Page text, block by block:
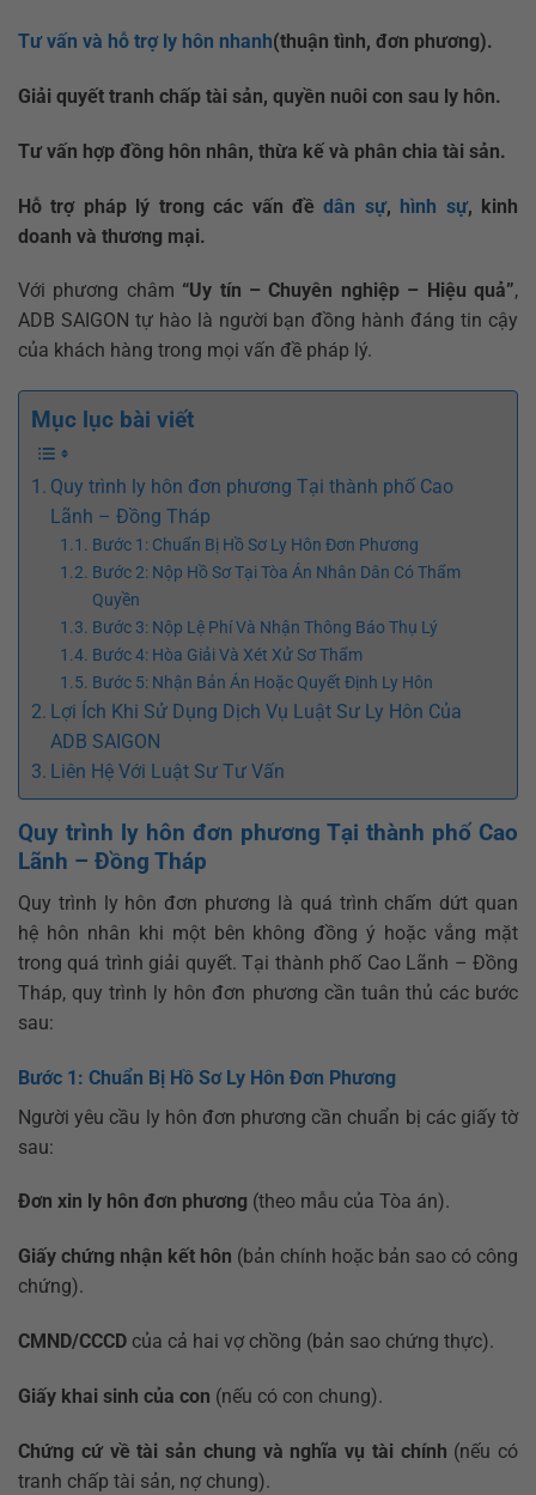
Tư vấn và hỗ trợ ly hôn nhanh(thuận tình, đơn phương).
Giải quyết tranh chấp tài sản, quyền nuôi con sau ly hôn.
Tư vấn hợp đồng hôn nhân, thừa kế và phân chia tài sản.
Hỗ trợ pháp lý trong các vấn đềdân sự, hình sự, kinh
doanh và thương mại.
Với phương châm “Uy tín – Chuyên nghiệp – Hiệu quả”,
ADB SAIGON tự hào là người bạn đồng hành đáng tin cậy
của khách hàng trong mọi vấn đề pháp lý.
Mục lục bài viết
Quy trình ly hôn đơn phương Tại thành phố Cao
Lãnh – Đồng Tháp
Bước 1: Chuẩn Bị Hồ Sơ Ly Hôn Đơn Phương
Bước 2: Nộp Hồ Sơ Tại Tòa Án Nhân Dân Có Thẩm
Quyền
Bước 3: Nộp Lệ Phí Và Nhận Thông Báo Thụ Lý
Bước 4: Hòa Giải Và Xét Xử Sơ Thẩm
Bước 5: Nhận Bản Án Hoặc Quyết Định Ly Hôn
Lợi Ích Khi Sử Dụng Dịch Vụ Luật Sư Ly Hôn Của
ADB SAIGON
Liên Hệ Với Luật Sư Tư Vấn
Quy trình ly hôn đơn phương Tại thành phố Cao
Lãnh – Đồng Tháp
Quy trình ly hôn đơn phương là quá trình chấm dứt quan
hệ hôn nhân khi một bên không đồng ý hoặc vắng mặt
trong quá trình giải quyết. Tại thành phố Cao Lãnh – Đồng
Tháp, quy trình ly hôn đơn phương cần tuân thủ các bước
sau:
Bước 1: Chuẩn Bị Hồ Sơ Ly Hôn Đơn Phương
Người yêu cầu ly hôn đơn phương cần chuẩn bị các giấy tờ
sau:
Đơn xin ly hôn đơn phương (theo mẫu của Tòa án).
Giấy chứng nhận kết hôn (bản chính hoặc bản sao có công
chứng).
CMND/CCCD của cả hai vợ chồng (bản sao chứng thực).
Giấy khai sinh của con (nếu có con chung).
Chứng cứ về tài sản chung và nghĩa vụ tài chính (nếu có
tranh chấp tài sản, nợ chung).